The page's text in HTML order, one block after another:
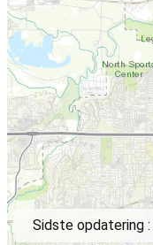
Sidste opdatering :